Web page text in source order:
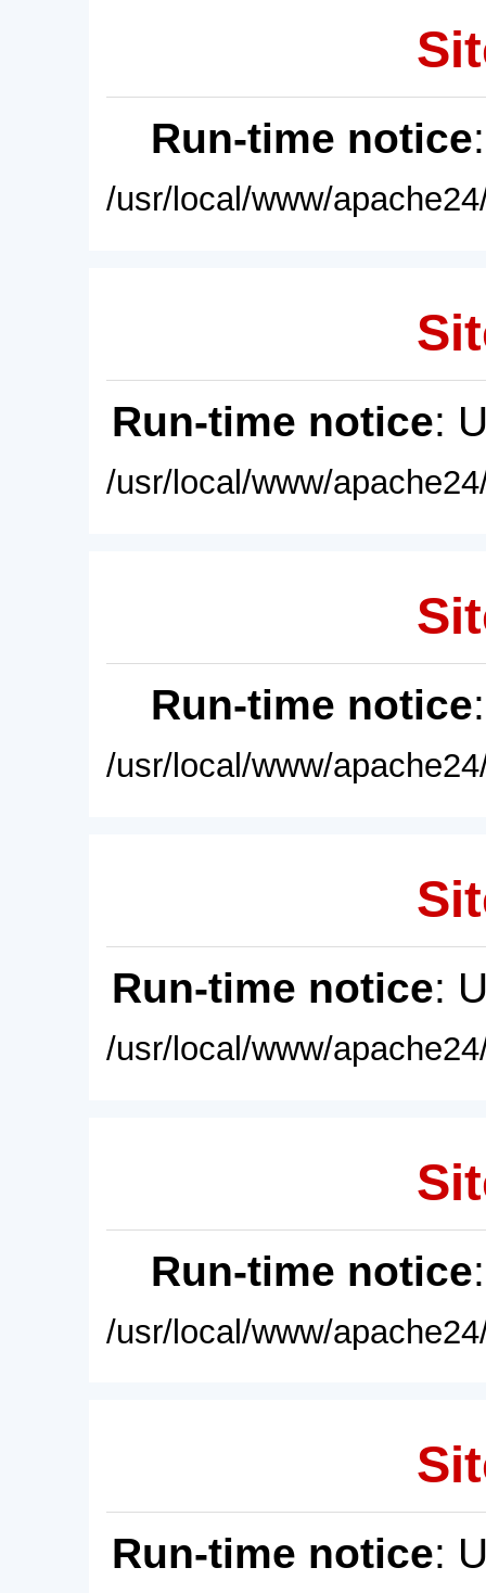
Run-time notice
/usr/local/www/
Run-time notice:
/usr/local/www/
Run-time notice
/usr/local/www/
Run-time notice:
/usr/local/www/
Run-time notice
/usr/local/www/
Run-time notice: